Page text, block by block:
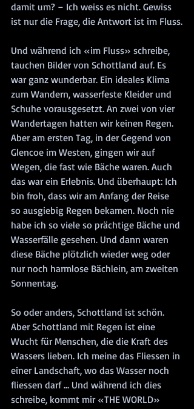
damit um? – Ich weiss es nicht. Gewiss
ist nur die Frage, die Antwort ist im Fluss.
Und während ich «im Fluss» schreibe,
tauchen Bilder von Schottland auf. Es
war ganz wunderbar. Ein ideales Klima
zum Wandern, wasserfeste Kleider und
Schuhe vorausgesetzt. An zwei von vier
Wandertagen hatten wir keinen Regen.
Aber am ersten Tag, in der Gegend von
Glencoe im Westen, gingen wir auf
Wegen, die fast wie Bäche waren. Auch
das war ein Erlebnis. Und überhaupt: Ich
bin froh, dass wir am Anfang der Reise
so ausgiebig Regen bekamen. Noch nie
habe ich so viele so prächtige Bäche und
Wasserfälle gesehen. Und dann waren
diese Bäche plötzlich wieder weg oder
nur noch harmlose Bächlein, am zweiten
Sonnentag.
So oder anders, Schottland ist schön.
Aber Schottland mit Regen ist eine
Wucht für Menschen, die die Kraft des
Wassers lieben. Ich meine das Fliessen in
einer Landschaft, wo das Wasser noch
fliessen darf … Und während ich dies
schreibe, kommt mir «THE WORLD»